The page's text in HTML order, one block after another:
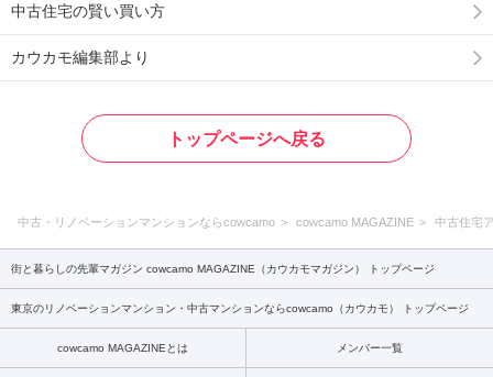
中古住宅の賢い買い方
カウカモ編集部より
トップページへ戻る
中古・リノベーションマンションならcowcamo cowcamo MAGAZINE 中古住宅
街と暮らしの先輩マガジン cowcamo MAGAZINE（カウカモマガジン） トップページ
東京のリノベーションマンション・中古マンションならcowcamo（カウカモ） トップページ
cowcamo MAGAZINEとは メンバー一覧